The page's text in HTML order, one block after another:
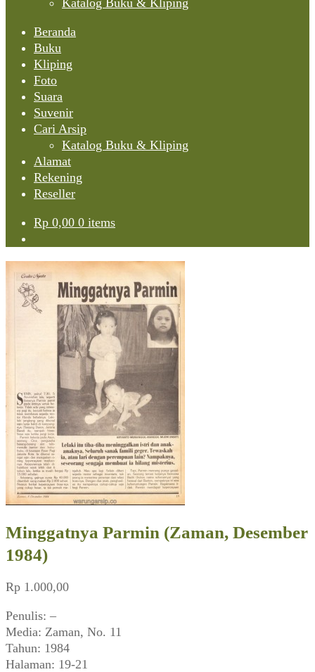
Katalog Buku & Kliping
Beranda
Buku
Kliping
Foto
Suara
Suvenir
Cari Arsip
Katalog Buku & Kliping
Alamat
Rekening
Reseller
Rp 0,00 0 items
Minggatnya Parmin (Zaman, Desember
1984)
Rp 1.000,00
Penulis: –
Media: Zaman, No. 11
Tahun: 1984
Halaman: 19-21